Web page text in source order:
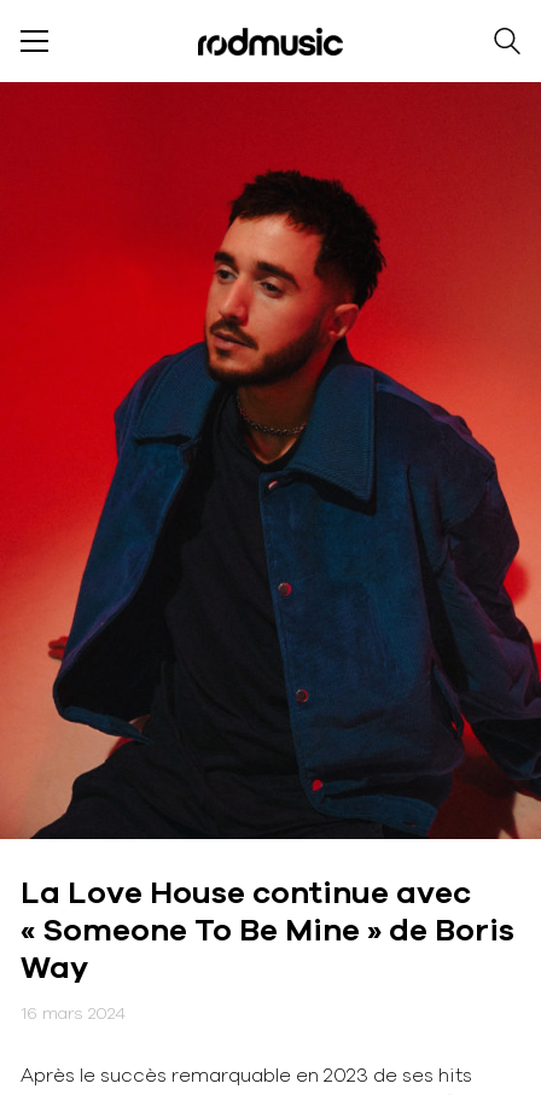
La Love House continue avec
« Someone To Be Mine » de Boris
Way
16 mars 2024
Après le succès remarquable en 2023 de ses hits